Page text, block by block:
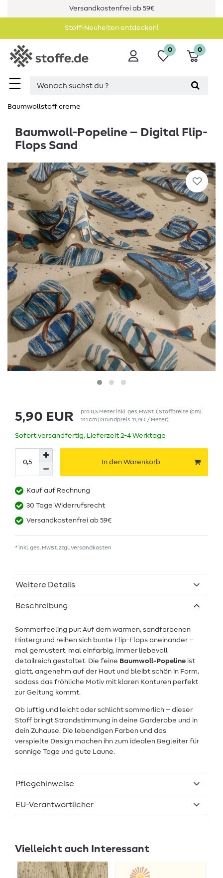
Versandkostenfrei ab 59€
Stoff-Neuheiten entdecken!
☰
0 0
Baumwollstoff creme
Baumwoll-Popeline – Digital Flip-
Flops Sand
5,90 EUR pro0,5 Meter inkl. ges. MwSt.( Stoffbreite (cm):
141 cm | Grundpreis 11,79 € / Meter)
Sofort versandfertig, Lieferzeit 2-4 Werktage
In den Warenkorb
Kauf auf Rechnung
30 Tage Widerrufsrecht
Versandkostenfrei ab 59€
* inkl. ges. MwSt. zzgl.Versandkosten
Weitere Details
Beschreibung
Sommerfeeling pur: Auf dem warmen, sandfarbenen
Hintergrund reihen sich bunte Flip-Flops aneinander –
mal gemustert, mal einfarbig, immer liebevoll
detailreich gestaltet. Die feine Baumwoll-Popeline ist
glatt, angenehm auf der Haut und bleibt schön in Form,
sodass das fröhliche Motiv mit klaren Konturen perfekt
zur Geltung kommt.
Ob luftig und leicht oder schlicht sommerlich – dieser
Stoff bringt Strandstimmung in deine Garderobe und in
dein Zuhause. Die lebendigen Farben und das
verspielte Design machen ihn zum idealen Begleiter für
sonnige Tage und gute Laune.
Pflegehinweise
EU-Verantwortlicher
Vielleicht auch Interessant